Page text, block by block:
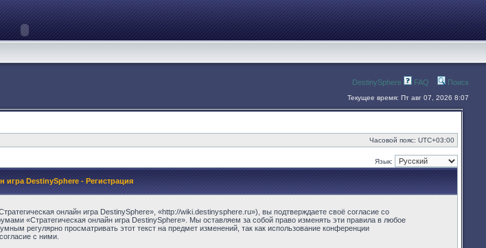
DestinySphere FAQ Поиск
Текущее время: Пт авг 07, 2026 8:07
Часовой пояс: UTC+03:00
Язык:
игра DestinySphere - Регистрация
онлайн игра DestinySphere», «http://wiki.destinysphere.ru»), вы подтверждаете своё согласие со
«Стратегическая онлайн игра DestinySphere». Мы оставляем за собой право изменять эти правила в любое
регулярно просматривать этот текст на предмет изменений, так как использование конференции
с ними.